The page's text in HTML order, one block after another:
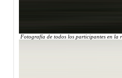
Fotografía de todos los participantes en la